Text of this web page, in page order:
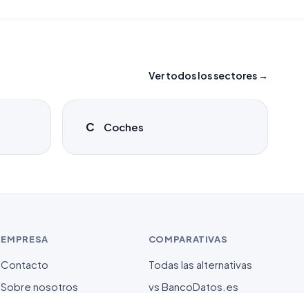
Ver todos los sectores →
C Coches
EMPRESA
Contacto
Sobre nosotros
COMPARATIVAS
Todas las alternativas
vs BancoDatos.es